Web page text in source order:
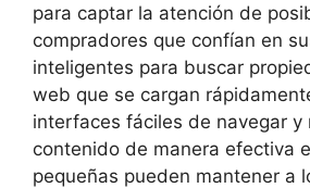
para captar la atención de
compradores que confían en
inteligentes para buscar
web que se cargan
interfaces fáciles de navegar y
contenido de manera efectiva
pequeñas pueden mantener a